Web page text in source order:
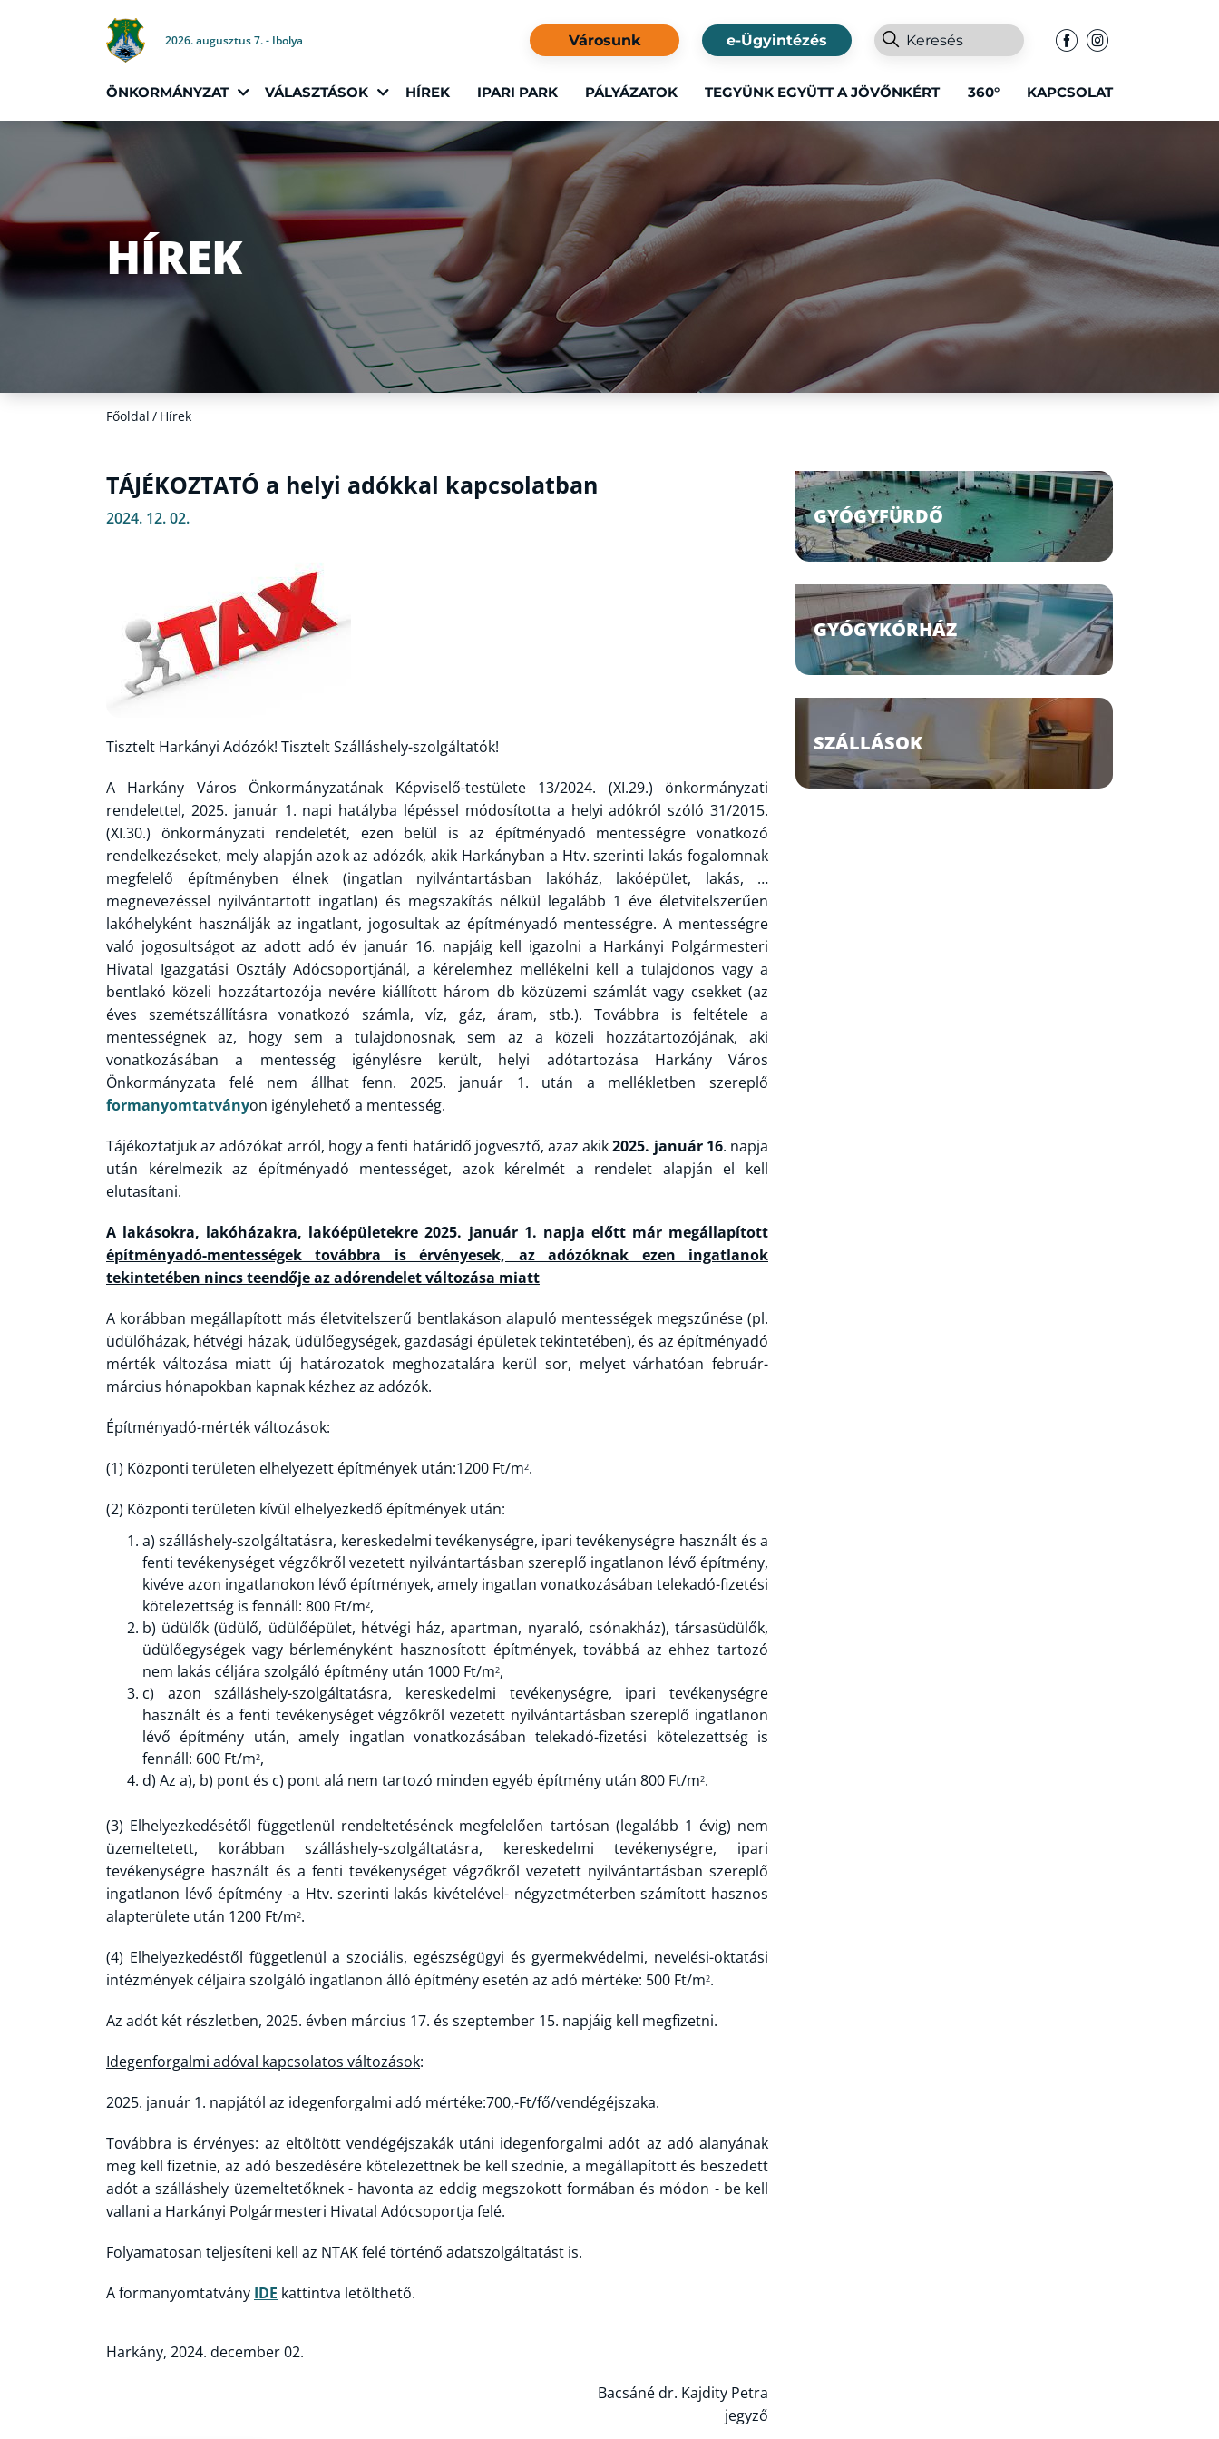
2026. augusztus 7. - Ibolya Városunk e-Ügyintézés
ÖNKORMÁNYZAT VÁLASZTÁSOK HÍREK IPARI PARK PÁLYÁZATOK TEGYÜNK EGYÜTT A JÖVŐNKÉRT 360° KAPCSOLAT
HÍREK
Főoldal / Hírek
TÁJÉKOZTATÓ a helyi adókkal kapcsolatban
2024. 12. 02.
Tisztelt Harkányi Adózók! Tisztelt Szálláshely-szolgáltatók!
A Harkány Város Önkormányzatának Képviselő-testülete 13/2024. (XI.29.) önkormányzati
rendelettel, 2025. január 1. napi hatályba lépéssel módosította a helyi adókról szóló 31/2015.
(XI.30.) önkormányzati rendeletét, ezen belül is az építményadó mentességre vonatkozó
rendelkezéseket, mely alapján azok az adózók, akik Harkányban a Htv. szerinti lakás fogalomnak
megfelelő építményben élnek (ingatlan nyilvántartásban lakóház, lakóépület, lakás, …
megnevezéssel nyilvántartott ingatlan) és megszakítás nélkül legalább 1 éve életvitelszerűen
lakóhelyként használják az ingatlant, jogosultak az építményadó mentességre. A mentességre
való jogosultságot az adott adó év január 16. napjáig kell igazolni a Harkányi Polgármesteri
Hivatal Igazgatási Osztály Adócsoportjánál, a kérelemhez mellékelni kell a tulajdonos vagy a
bentlakó közeli hozzátartozója nevére kiállított három db közüzemi számlát vagy csekket (az
éves szemétszállításra vonatkozó számla, víz, gáz, áram, stb.). Továbbra is feltétele a
mentességnek az, hogy sem a tulajdonosnak, sem az a közeli hozzátartozójának, aki
vonatkozásában a mentesség igénylésre került, helyi adótartozása Harkány Város
Önkormányzata felé nem állhat fenn. 2025. január 1. után a mellékletben szereplő
formanyomtatványon igénylehető a mentesség.
Tájékoztatjuk az adózókat arról, hogy a fenti határidő jogvesztő, azaz akik2025. január 16. napja
után kérelmezik az építményadó mentességet, azok kérelmét a rendelet alapján el kell
elutasítani.
A lakásokra, lakóházakra, lakóépületekre 2025. január 1. napja előtt már megállapított
építményadó-mentességek továbbra is érvényesek, az adózóknak ezen ingatlanok
tekintetében nincs teendője az adórendelet változása miatt
A korábban megállapított más életvitelszerű bentlakáson alapuló mentességek megszűnése (pl.
üdülőházak, hétvégi házak, üdülőegységek, gazdasági épületek tekintetében), és az építményadó
mérték változása miatt új határozatok meghozatalára kerül sor, melyet várhatóan február-
március hónapokban kapnak kézhez az adózók.
Építményadó-mérték változások:
(1) Központi területen elhelyezett építmények után:1200 Ft/m2.
(2) Központi területen kívül elhelyezkedő építmények után:
a) szálláshely-szolgáltatásra, kereskedelmi tevékenységre, ipari tevékenységre használt és a
fenti tevékenységet végzőkről vezetett nyilvántartásban szereplő ingatlanon lévő építmény,
kivéve azon ingatlanokon lévő építmények, amely ingatlan vonatkozásában telekadó-fizetési
kötelezettség is fennáll: 800 Ft/m2,
b) üdülők (üdülő, üdülőépület, hétvégi ház, apartman, nyaraló, csónakház), társasüdülők,
üdülőegységek vagy bérleményként hasznosított építmények, továbbá az ehhez tartozó
nem lakás céljára szolgáló építmény után 1000 Ft/m2,
c) azon szálláshely-szolgáltatásra, kereskedelmi tevékenységre, ipari tevékenységre
használt és a fenti tevékenységet végzőkről vezetett nyilvántartásban szereplő ingatlanon
lévő építmény után, amely ingatlan vonatkozásában telekadó-fizetési kötelezettség is
fennáll: 600 Ft/m2,
d) Az a), b) pont és c) pont alá nem tartozó minden egyéb építmény után 800 Ft/m2.
(3) Elhelyezkedésétől függetlenül rendeltetésének megfelelően tartósan (legalább 1 évig) nem
üzemeltetett, korábban szálláshely-szolgáltatásra, kereskedelmi tevékenységre, ipari
tevékenységre használt és a fenti tevékenységet végzőkről vezetett nyilvántartásban szereplő
ingatlanon lévő építmény -a Htv. szerinti lakás kivételével- négyzetméterben számított hasznos
alapterülete után 1200 Ft/m2.
(4) Elhelyezkedéstől függetlenül a szociális, egészségügyi és gyermekvédelmi, nevelési-oktatási
intézmények céljaira szolgáló ingatlanon álló építmény esetén az adó mértéke: 500 Ft/m2.
Az adót két részletben, 2025. évben március 17. és szeptember 15. napjáig kell megfizetni.
Idegenforgalmi adóval kapcsolatos változások:
2025. január 1. napjától az idegenforgalmi adó mértéke:700,-Ft/fő/vendégéjszaka.
Továbbra is érvényes: az eltöltött vendégéjszakák utáni idegenforgalmi adót az adó alanyának
meg kell fizetnie, az adó beszedésére kötelezettnek be kell szednie, a megállapított és beszedett
adót a szálláshely üzemeltetőknek - havonta az eddig megszokott formában és módon - be kell
vallani a Harkányi Polgármesteri Hivatal Adócsoportja felé.
Folyamatosan teljesíteni kell az NTAK felé történő adatszolgáltatást is.
A formanyomtatvány IDE kattintva letölthető.
Harkány, 2024. december 02.
Bacsáné dr. Kajdity Petra
jegyző
GYÓGYFÜRDŐ
GYÓGYKÓRHÁZ
SZÁLLÁSOK